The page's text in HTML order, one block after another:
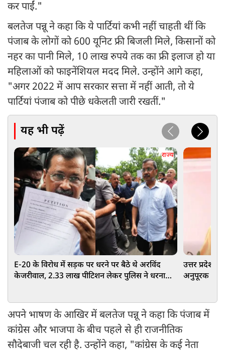
कर पाईं."
बलतेज पन्नू ने कहा कि ये पार्टियां कभी नहीं चाहती थीं कि
पंजाब के लोगों को 600 यूनिट फ्री बिजली मिले, किसानों को
नहर का पानी मिले, 10 लाख रुपये तक का फ्री इलाज हो या
महिलाओं को फाइनेंशियल मदद मिले. उन्होंने आगे कहा,
"अगर 2022 में आप सरकार सत्ता में नहीं आती, तो ये
पार्टियां पंजाब को पीछे धकेलती जारी रखतीं."
यह भी पढ़ें
राज्य
E-20 के विरोध में सड़क पर धरने पर बैठे थे अरविंद
केजरीवाल, 2.33 लाख पीटिशन लेकर पुलिस ने धरना
उत्तर प्रदेश
अनुपूरक बजट
अपने भाषण के आखिर में बलतेज पन्नू ने कहा कि पंजाब में
कांग्रेस और भाजपा के बीच पहले से ही राजनीतिक
सौदेबाजी चल रही है. उन्होंने कहा, "कांग्रेस के कई नेता